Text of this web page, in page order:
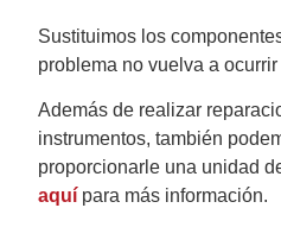
Sustituimos los
problema no vuelva a
Además de realizar
instrumentos, también
proporcionarle una unidad
aquí para más información.